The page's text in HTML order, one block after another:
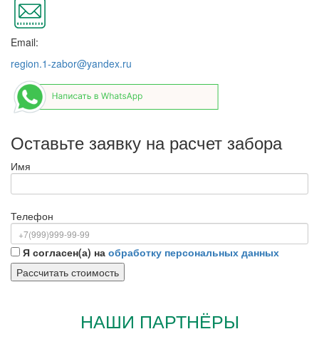
Email:
region.1-zabor@yandex.ru
Оставьте заявку на расчет забора
Имя
Телефон
Я согласен(а) на обработку персональных данных
НАШИ ПАРТНЁРЫ